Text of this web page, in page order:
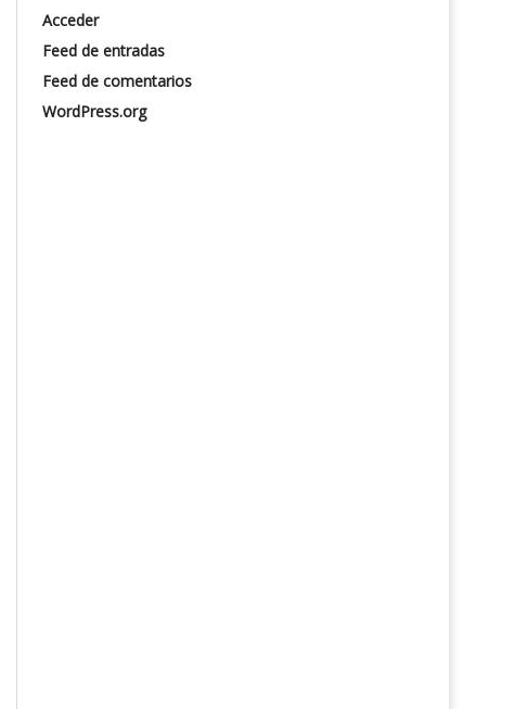
Acceder
Feed de entradas
Feed de comentarios
WordPress.org